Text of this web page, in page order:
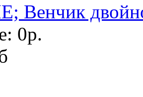
Венчик
0р.